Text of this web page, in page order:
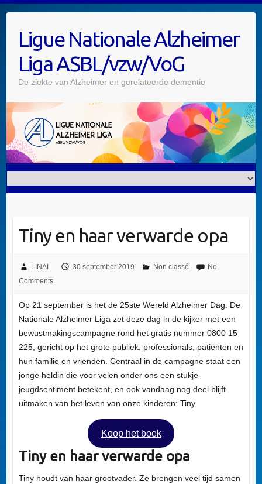
Ligue Nationale Alzheimer
Liga ASBL/vzw/VoG
De ziekte van Alzheimer en gerelateerde dementie
Tiny en haar verwarde opa
LINAL 30 september 2019 Non classé
No
Comments
Op 21 september is het de 25ste Wereld Alzheimer Dag. De
Nationale Alzheimer Liga zet deze dag in de kijker met een
bewustmakingscampagne rond het gratis nummer 0800 15
225, gericht op het grote publiek, professionals, patiënten en
hun familie en vrienden. Centraal in de campagne staat een
jonge heldin die voor velen onder ons een stukje
jeugdsentiment betekent, en ook vandaag nog deel blijft
uitmaken van het leven van onze kinderen: Tiny.
Koop het boek
Tiny en haar verwarde opa
Tiny houdt van haar grootvader. Ze brengen veel tijd samen